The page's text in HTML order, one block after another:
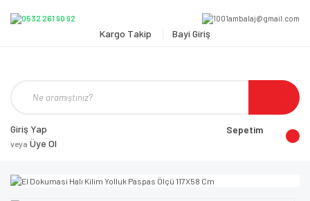
Kargo Takip Bayi Giriş
Giriş Yap
veya Üye Ol
Sepetim